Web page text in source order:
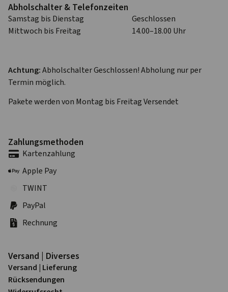
Abhol­schalter & Telefon­zeiten
Samstag bis Dienstag
Geschlossen
Mittwoch bis Freitag
14.00–18.00 Uhr
Achtung:Abholschalter Geschlossen! Abholung nur per
Termin möglich.
Pakete werden von Montag bis Freitag Versendet
Zahlungs­methoden
Karten­zahlung
Apple Pay
TWINT
PayPal
Rechnung
Versand | Diverses
Versand | Lieferung
Rück­sendungen